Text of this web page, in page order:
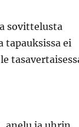
sovittelusta
tapauksissa ei